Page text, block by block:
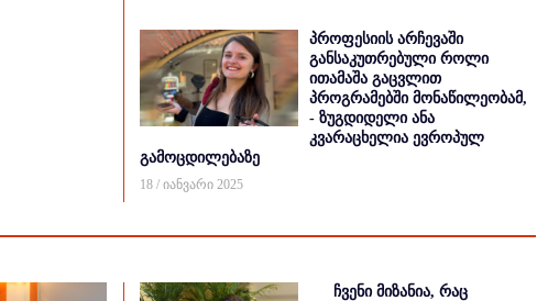
პროფესიის არჩევაში
განსაკუთრებული როლი
ითამაშა გაცვლით
პროგრამებში მონაწილეობამ,
- ზუგდიდელი ანა
კვარაცხელია ევროპულ
გამოცდილებაზე
18 / იანვარი 2025
ჩვენი მიზანია, რაც